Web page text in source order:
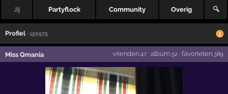
Jij Partyflock Community Overig 🔍
Profiel · 150575
Miss Qmania vrienden,47· album ,52 · favorieten,389